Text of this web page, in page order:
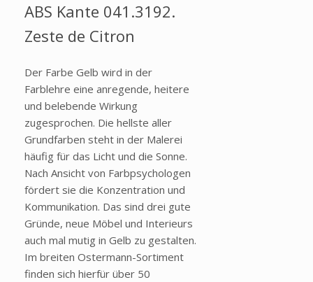
ABS Kante 041.3192.
Zeste de Citron
Der Farbe Gelb wird in der
Farblehre eine anregende, heitere
und belebende Wirkung
zugesprochen. Die hellste aller
Grundfarben steht in der Malerei
häufig für das Licht und die Sonne.
Nach Ansicht von Farbpsychologen
fördert sie die Konzentration und
Kommunikation. Das sind drei gute
Gründe, neue Möbel und Interieurs
auch mal mutig in Gelb zu gestalten.
Im breiten Ostermann-Sortiment
finden sich hierfür über 50